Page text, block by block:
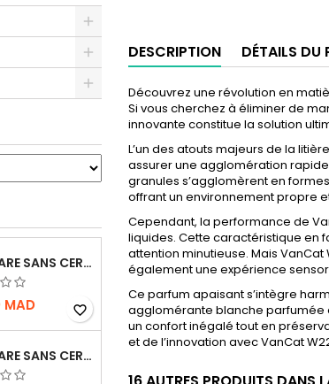
BRIT CARE SANS CEREALES STERILIZED URINARY HEALTH - CHAT
MAD favorite_border
BRIT CARE SANS CEREALES STERILIZED WEIGHT CONTROL - CHAT - 2KG
DESCRIPTION DÉTAILS DU
Découvrez une révolution en
Si vous cherchez à éliminer de
innovante constitue la solution
L’un des atouts majeurs de la
assurer une agglomération
granules s’agglomèrent en
offrant un environnement propre
Cependant, la performance de
liquides. Cette caractéristique en
attention minutieuse. Mais
également une expérience
Ce parfum apaisant s’intègre
agglomérante blanche parfumée
un confort inégalé tout en
et de l’innovation avec VanCat